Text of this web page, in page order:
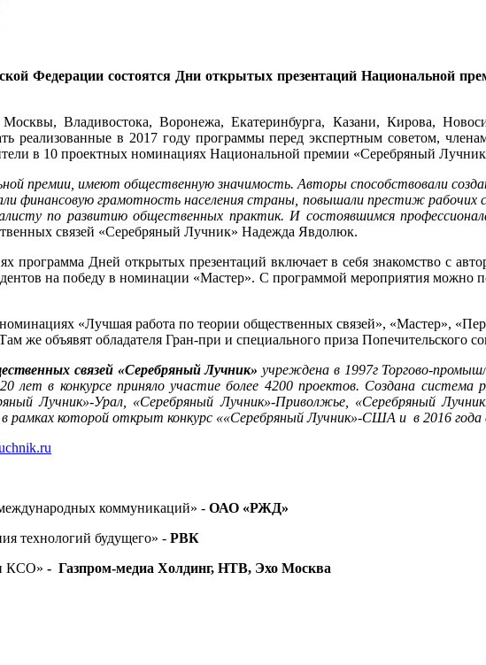
Федерации состоятся Дни открытых презентаций Национальной
Владивостока, Воронежа, Екатеринбурга, Казани, Кирова,
реализованные в 2017 году программы перед экспертным советом,
в 10 проектных номинациях Национальной премии «Серебряный
премии, имеют общественную значимость. Авторы способствовали
финансовую грамотность населения страны, повышали престиж рабочих
по развитию общественных практик. И состоявшимся
связей «Серебряный Лучник» Надежда Явдолюк.
Дней открытых презентаций включает в себя знакомство с
на победу в номинации «Мастер». С программой мероприятия можно
«Лучшая работа по теории общественных связей», «Мастер»,
же объявят обладателя Гран-при и специального приза Попечительского
связей «Серебряный Лучник» учреждена в 1997г Торгово-
лет в конкурсе приняло участие более 4200 проектов. Создана система
Лучник»-Урал, «Серебряный Лучник»-Приволжье, «Серебряный
в рамках которой открыт конкурс ««Серебряный Лучник»-США и в 2016
коммуникаций» - ОАО «РЖД»
технологий будущего» - РВК
КСО» - Газпром-медиа Холдинг, НТВ, Эхо Москва